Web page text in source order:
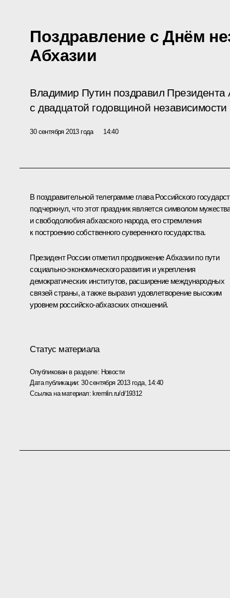
Поздравление с Днём
Абхазии
Владимир Путин поздравил Президента
с двадцатой годовщиной независимости
30 сентября 2013 года 14:40
В поздравительной телеграмме глава Российского
подчеркнул, что этот праздник является символом
и свободолюбия абхазского народа, его стремления
к построению собственного суверенного государства.
Президент России отметил продвижение Абхазии по пути
социально-экономического развития и укрепления
демократических институтов, расширение международных
связей страны, а также выразил удовлетворение высоким
уровнем российско-абхазских отношений.
Статус материала
Опубликован в разделе: Новости
Дата публикации:30 сентября 2013 года, 14:40
Ссылка на материал: kremlin.ru/d/19312